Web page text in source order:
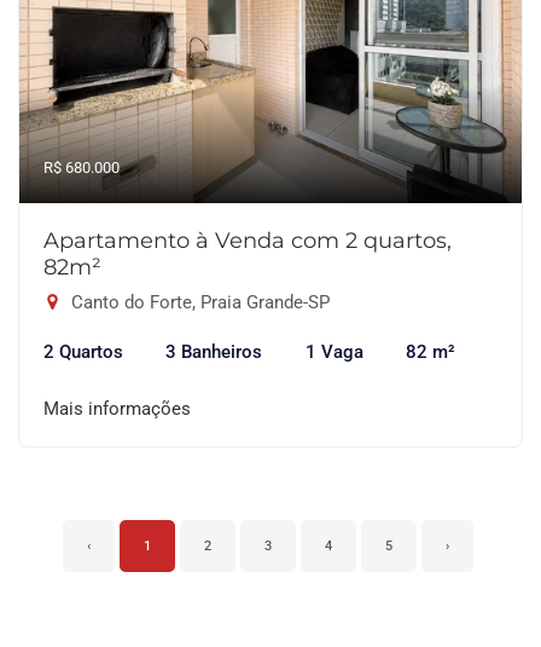
R$ 680.000
Apartamento à Venda com 2 quartos,
82m²
Canto do Forte, Praia Grande-SP
2 Quartos 3 Banheiros 1 Vaga 82 m²
Mais informações
‹ 1 2 3 4 5 ›